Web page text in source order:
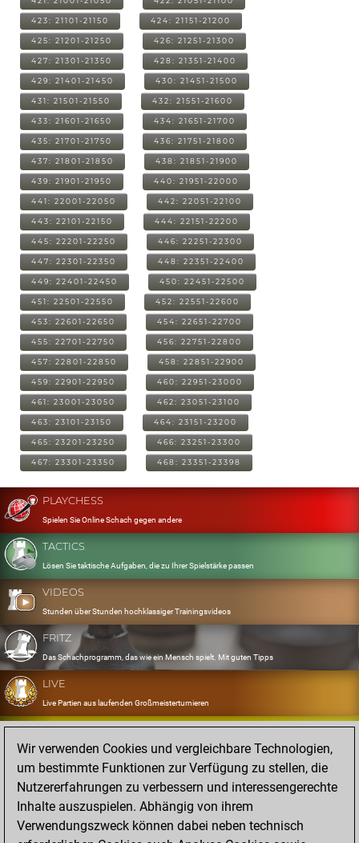
423: 21101-21150 424: 21151-21200
425: 21201-21250 426: 21251-21300
427: 21301-21350 428: 21351-21400
429: 21401-21450 430: 21451-21500
431: 21501-21550 432: 21551-21600
433: 21601-21650 434: 21651-21700
435: 21701-21750 436: 21751-21800
437: 21801-21850 438: 21851-21900
439: 21901-21950 440: 21951-22000
441: 22001-22050 442: 22051-22100
443: 22101-22150 444: 22151-22200
445: 22201-22250 446: 22251-22300
447: 22301-22350 448: 22351-22400
449: 22401-22450 450: 22451-22500
451: 22501-22550 452: 22551-22600
453: 22601-22650 454: 22651-22700
455: 22701-22750 456: 22751-22800
457: 22801-22850 458: 22851-22900
459: 22901-22950 460: 22951-23000
461: 23001-23050 462: 23051-23100
463: 23101-23150 464: 23151-23200
465: 23201-23250 466: 23251-23300
467: 23301-23350 468: 23351-23398
PLAYCHESS
Spielen Sie Online Schach gegen andere
TACTICS
Lösen Sie taktische Aufgaben, die zu Ihrer Spielstärke passen
VIDEOS
Stunden über Stunden hochklassiger Trainingsvideos
FRITZ
Das Schachprogramm, das wie ein Mensch spielt. Mit guten Tipps
LIVE
Live Partien aus laufenden Großmeisterturnieren
OPENINGS
Erfassen und Üben Sie Ihr Eröffnungsrepertoire
DATABASE
Acht Millionen starke Partien
MYGAMES
Speichern und analysieren Sie eigene Partien in der Cloud
Wir verwenden Cookies und vergleichbare Technologien,
um bestimmte Funktionen zur Verfügung zu stellen, die
Nutzererfahrungen zu verbessern und interessengerechte
Inhalte auszuspielen. Abhängig von ihrem
Verwendungszweck können dabei neben technisch